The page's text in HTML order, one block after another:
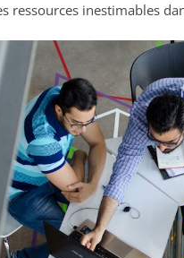
ressources inestimables